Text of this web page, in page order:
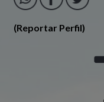
(Reportar Perfil)